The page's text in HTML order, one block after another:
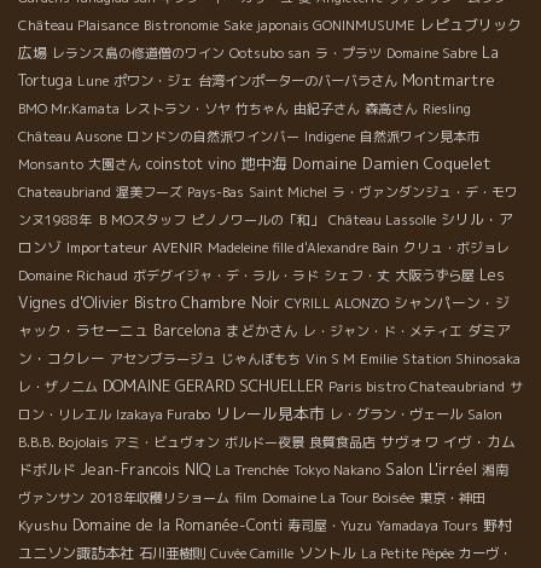
Château Plaisance Bistronomie Sake japonais GONINMUSUME レピュブリック
広場 レランス島の修道僧のワイン Ootsubo san ラ・プラツ Domaine Sabre La
Tortuga Lune ポワン・ジェ 台湾インポーターのバーバラさん Montmartre
BMO Mr.Kamata レストラン・ソヤ 竹ちゃん 由紀子さん 森高さん Riesling
Château Ausone ロンドンの自然派ワインバー Indigene 自然派ワイン見本市
Monsanto 大園さん coinstot vino 地中海 Domaine Damien Coquelet
Chateaubriand 渥美フーズ Pays-Bas Saint Michel ラ・ヴァンダンジュ・デ・モワ
ンヌ1988年 ＢＭОスタッフ ピノノワールの「和」 Château Lassolle シリル・ア
ロンゾ Importateur AVENIR Madeleine fille d'Alexandre Bain クリュ・ボジョレ
Domaine Richaud ボデグイジャ・デ・ラル・ラド シェフ・丈 大阪うずら屋 Les
Vignes d'Olivier Bistro Chambre Noir CYRILL ALONZO シャンパーン・ジ
ャック・ラセーニュ Barcelona まどかさん レ・ジャン・ド・メティエ ダミア
ン・コクレー アセンブラージュ じゃんぼもち Vin S M Emilie Station Shinosaka
レ・ザノ二ム DOMAINE GERARD SCHUELLER Paris bistro Chateaubriand サ
ロン・リレエル Izakaya Furabo リレール見本市 レ・グラン・ヴェール Salon
B.B.B. Bojolais アミ・ビュヴォン ボルドー夜景 良質食品店 サヴォワ イヴ・カム
ドボルド Jean-Francois NIQ La Trenchée Tokyo Nakano Salon L'irréel 湘南
ヴァンサン 2018年収穫リショーム film Domaine La Tour Boisée 東京・神田
Kyushu Domaine de la Romanée-Conti 寿司屋・Yuzu Yamadaya Tours 野村
ユニソン諏訪本社 石川亜樹則 Cuvée Camille ソントル La Petite Pépée カーヴ・